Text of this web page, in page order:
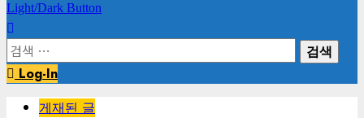
Light/Dark Button
검
색:Log-In
게재된 글